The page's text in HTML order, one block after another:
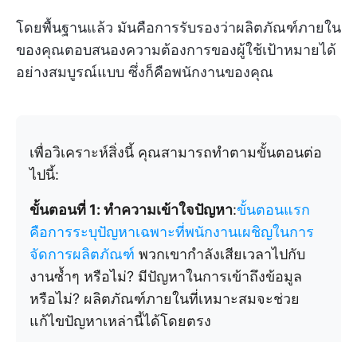
โดยพื้นฐานแล้ว มันคือการรับรองว่าผลิตภัณฑ์ภายใน
ของคุณตอบสนองความต้องการของผู้ใช้เป้าหมายได้
อย่างสมบูรณ์แบบ ซึ่งก็คือพนักงานของคุณ
เพื่อวิเคราะห์สิ่งนี้ คุณสามารถทำตามขั้นตอนต่อ
ไปนี้:
ขั้นตอนที่ 1: ทำความเข้าใจปัญหา:ขั้นตอนแรก
คือการระบุปัญหาเฉพาะที่พนักงานเผชิญในการ
จัดการผลิตภัณฑ์ พวกเขากำลังเสียเวลาไปกับ
งานซ้ำๆ หรือไม่? มีปัญหาในการเข้าถึงข้อมูล
หรือไม่? ผลิตภัณฑ์ภายในที่เหมาะสมจะช่วย
แก้ไขปัญหาเหล่านี้ได้โดยตรง